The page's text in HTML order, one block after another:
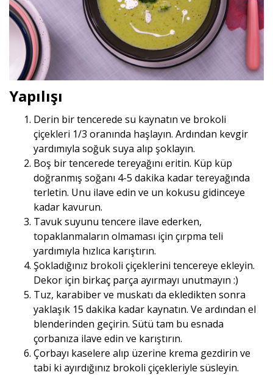
Yapılışı
Derin bir tencerede su kaynatın ve brokoli
çiçekleri 1/3 oranında haşlayın. Ardından kevgir
yardımıyla soğuk suya alıp şoklayın.
Boş bir tencerede tereyağını eritin. Küp küp
doğranmış soğanı 4-5 dakika kadar tereyağında
terletin. Unu ilave edin ve un kokusu gidinceye
kadar kavurun.
Tavuk suyunu tencere ilave ederken,
topaklanmaların olmaması için çırpma teli
yardımıyla hızlıca karıştırın.
Şokladığınız brokoli çiçeklerini tencereye ekleyin.
Dekor için birkaç parça ayırmayı unutmayın :)
Tuz, karabiber ve muskatı da ekledikten sonra
yaklaşık 15 dakika kadar kaynatın. Ve ardından el
blenderinden geçirin. Sütü tam bu esnada
çorbanıza ilave edin ve karıştırın.
Çorbayı kaselere alıp üzerine krema gezdirin ve
tabi ki ayırdığınız brokoli çiçekleriyle süsleyin.